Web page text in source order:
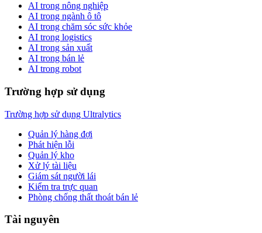
AI trong nông nghiệp
AI trong ngành ô tô
AI trong chăm sóc sức khỏe
AI trong logistics
AI trong sản xuất
AI trong bán lẻ
AI trong robot
Trường hợp sử dụng
Trường hợp sử dụng Ultralytics
Quản lý hàng đợi
Phát hiện lỗi
Quản lý kho
Xử lý tài liệu
Giám sát người lái
Kiểm tra trực quan
Phòng chống thất thoát bán lẻ
Tài nguyên